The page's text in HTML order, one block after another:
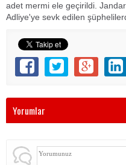
adet mermi ele geçirildi.
Adliye'ye sevk edilen
Yorumlar